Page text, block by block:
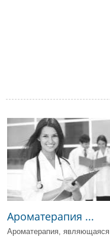
Ароматерапия ...
Ароматерапия, являющаяся